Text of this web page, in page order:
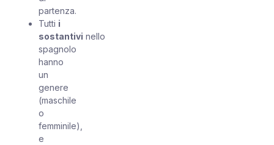
partenza.
Tutti i
sostantivi nello
spagnolo
hanno
un
genere
(maschile
o
femminile),
e